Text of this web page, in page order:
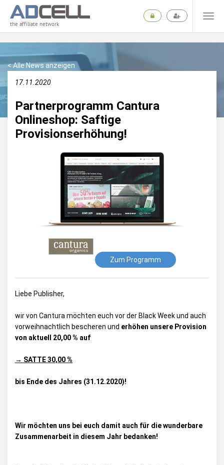
the affiliate network
< Alle News anzeigen
17.11.2020
Partnerprogramm Cantura
Onlineshop: Saftige
Provisionserhöhung!
Zum Programm
Liebe Publisher,
wir von Cantura möchten euch vor der Black Week und auch
vorweihnachtlich bescheren und erhöhen unsere Provision
von aktuell 20,00 % auf
→ SATTE 30,00 %
bis Ende des Jahres (31.12.2020)!
Wir möchten uns bei euch damit auch für die wunderbare
Zusammenarbeit in diesem Jahr bedanken!